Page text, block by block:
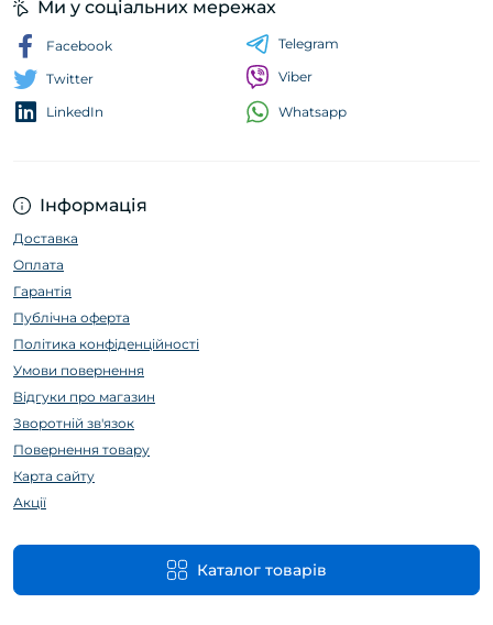
Інформація
Доставка
Оплата
Гарантія
Публічна оферта
Політика конфіденційності
Умови повернення
Відгуки про магазин
Зворотній зв'язок
Повернення товару
Карта сайту
Акції
Каталог товарів
Ми у соціальних мережах
Facebook
Twitter
LinkedIn
Telegram
Viber
Whatsapp